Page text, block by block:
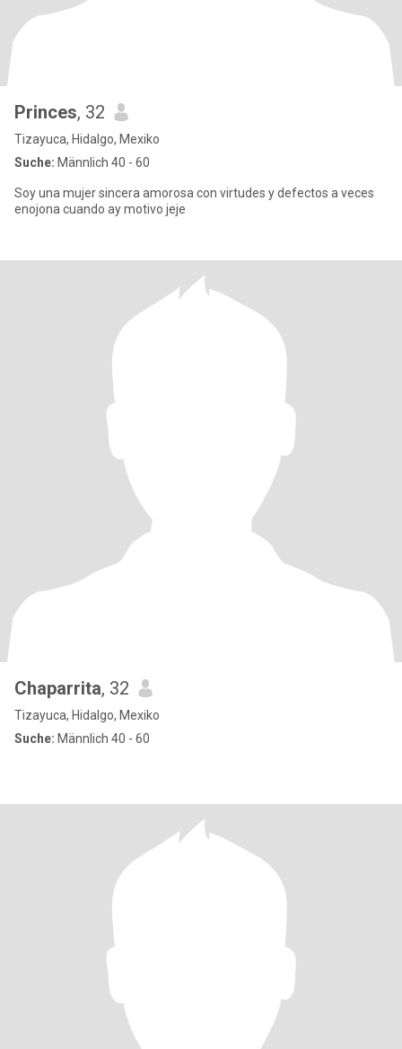
Princes, 32
Tizayuca, Hidalgo, Mexiko
Suche: Männlich 40 - 60
Soy una mujer sincera amorosa con virtudes y defectos a veces
enojona cuando ay motivo jeje
Chaparrita, 32
Tizayuca, Hidalgo, Mexiko
Suche: Männlich 40 - 60